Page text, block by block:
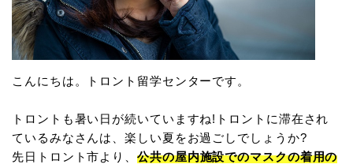
こんにちは。トロント留学センターです。
トロントも暑い日が続いていますね!トロントに滞在され
ているみなさんは、楽しい夏をお過ごしでしょうか?
先日トロント市より、 公共の屋内施設でのマスクの着用の